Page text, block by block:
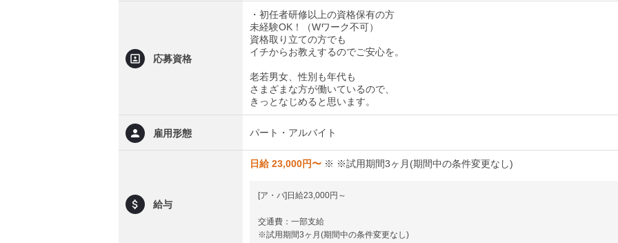
応募資格
・初任者研修以上の資格保有の方
未経験OK！（Wワーク不可）
資格取り立ての方でも
イチからお教えするのでご安心を。
老若男女、性別も年代も
さまざまな方が働いているので、
きっとなじめると思います。
雇用形態 パート・アルバイト
給与
日給 23,000円〜 ※ ※試用期間3ヶ月(期間中の条件変更なし)
[ア・パ]日給23,000円～
交通費：一部支給
※試用期間3ヶ月(期間中の条件変更なし)